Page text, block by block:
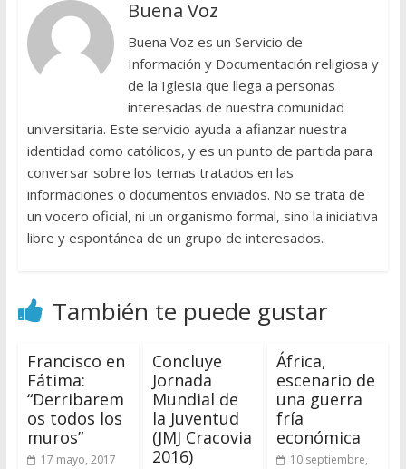
Buena Voz
Buena Voz es un Servicio de
Información y Documentación religiosa y
de la Iglesia que llega a personas
interesadas de nuestra comunidad
universitaria. Este servicio ayuda a afianzar nuestra
identidad como católicos, y es un punto de partida para
conversar sobre los temas tratados en las
informaciones o documentos enviados. No se trata de
un vocero oficial, ni un organismo formal, sino la iniciativa
libre y espontánea de un grupo de interesados.
También te puede gustar
Francisco en
Fátima:
“Derribarem
os todos los
muros”
17 mayo, 2017
Concluye
Jornada
Mundial de
la Juventud
(JMJ Cracovia
2016)
África,
escenario de
una guerra
fría
económica
10 septiembre,